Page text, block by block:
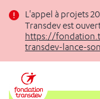
L'appel à projets
Transdev est
https://
transdev-lance-